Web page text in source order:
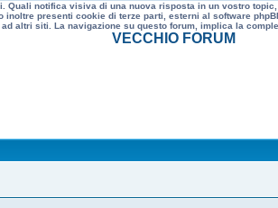
notifica visiva di una nuova risposta in un vostro
presenti cookie di terze parti, esterni al software
altri siti. La navigazione su questo forum, implica la
VECCHIO FORUM